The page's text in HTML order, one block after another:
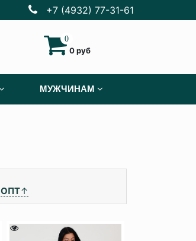
+7 (4932) 77-31-61
0
0 руб
МУЖЧИНАМ
ОПТ↑